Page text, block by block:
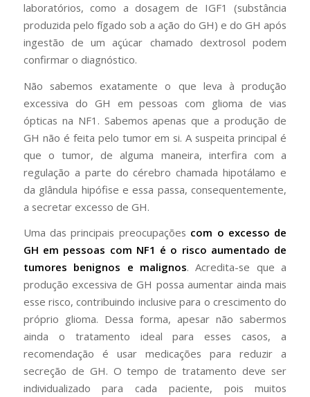
laboratórios, como a dosagem de IGF1 (substância
produzida pelo fígado sob a ação do GH) e do GH após
ingestão de um açúcar chamado dextrosol podem
confirmar o diagnóstico.
Não sabemos exatamente o que leva à produção
excessiva do GH em pessoas com glioma de vias
ópticas na NF1. Sabemos apenas que a produção de
GH não é feita pelo tumor em si. A suspeita principal é
que o tumor, de alguma maneira, interfira com a
regulação a parte do cérebro chamada hipotálamo e
da glândula hipófise e essa passa, consequentemente,
a secretar excesso de GH.
Uma das principais preocupações com o excesso de
GH em pessoas com NF1 é o risco aumentado de
tumores benignos e malignos. Acredita-se que a
produção excessiva de GH possa aumentar ainda mais
esse risco, contribuindo inclusive para o crescimento do
próprio glioma. Dessa forma, apesar não sabermos
ainda o tratamento ideal para esses casos, a
recomendação é usar medicações para reduzir a
secreção de GH. O tempo de tratamento deve ser
individualizado para cada paciente, pois muitos